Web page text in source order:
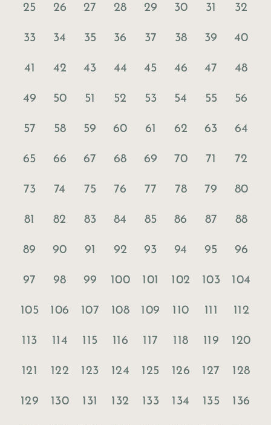
25 26 27 28 29 30 31 32
33 34 35 36 37 38 39 40
41 42 43 44 45 46 47 48
49 50 51 52 53 54 55 56
57 58 59 60 61 62 63 64
65 66 67 68 69 70 71 72
73 74 75 76 77 78 79 80
81 82 83 84 85 86 87 88
89 90 91 92 93 94 95 96
97 98 99 100 101 102 103 104
105 106 107 108 109 110 111 112
113 114 115 116 117 118 119 120
121 122 123 124 125 126 127 128
129 130 131 132 133 134 135 136